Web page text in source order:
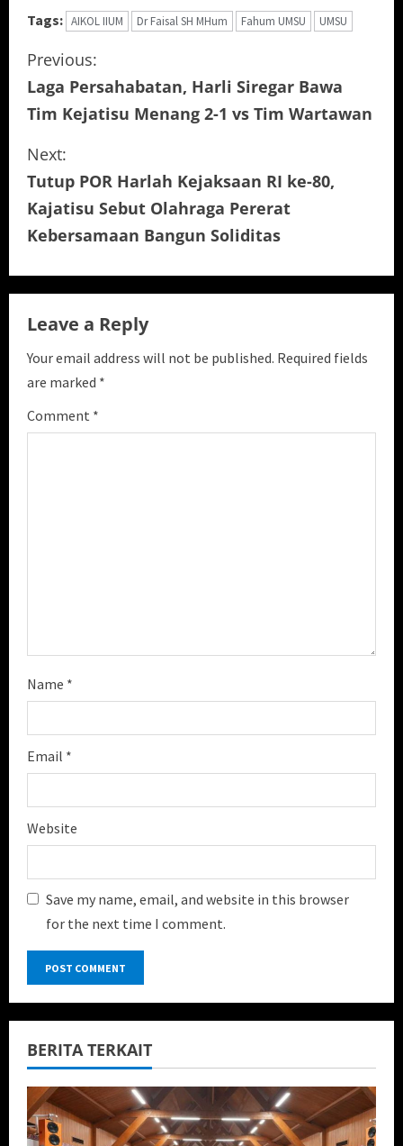
Tags: AIKOL IIUM Dr Faisal SH MHum Fahum UMSU UMSU
C
o
n
t
i
n
u
e
R
e
a
Previous:
Laga Persahabatan, Harli Siregar Bawa
Tim Kejatisu Menang 2-1 vs Tim Wartawan
Next:
Tutup POR Harlah Kejaksaan RI ke-80,
Kajatisu Sebut Olahraga Pererat
Kebersamaan Bangun Soliditas
Leave a Reply
Your email address will not be published. Required fields
are marked *
Comment *
Name *
Email *
Website
Save my name, email, and website in this browser
for the next time I comment.
BERITA TERKAIT